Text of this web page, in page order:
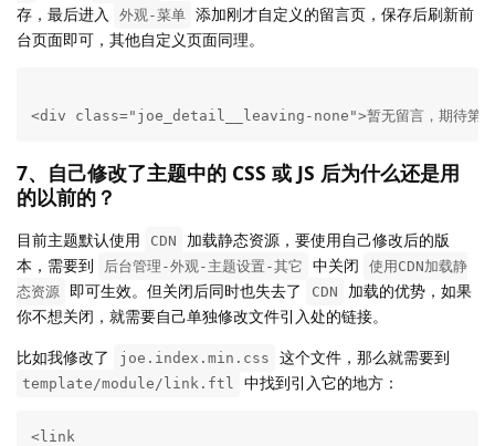
存，最后进入
外观-菜单 添加刚才自定义的留言页，保存后刷新前
台页面即可，其他自定义页面同理。
<div class="joe_detail__leaving-none">暂无留言，期待第一
7、自己修改了主题中的 CSS 或 JS 后为什么还是用
的以前的？
目前主题默认使用 CDN
加载静态资源，要使用自己修改后的版
本，需要到
后台管理-外观-主题设置-其它 中关闭
使用CDN加载静
态资源
即可生效。但关闭后同时也失去了 CDN
加载的优势，如果
你不想关闭，就需要自己单独修改文件引入处的链接。
比如我修改了
joe.index.min.css 这个文件，那么就需要到
template/module/link.ftl 中找到引入它的地方：
<link